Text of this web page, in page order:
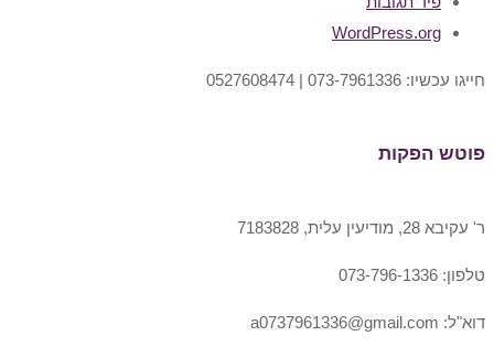
WordPress.org
חייגו עכשיו: 073-7961336 | 0527608474
פוטש הפקות
ר' עקיבא 28, מודיעין עלית, 7183828
טלפון: 073-796-1336
דוא"ל: a0737961336@gmail.com